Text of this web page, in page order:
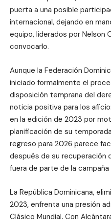
puerta a una posible
internacional, dejando en
equipo, liderados por Nelson
convocarlo.
Aunque la Federación
iniciado formalmente el
disposición temprana del
noticia positiva para los
en la edición de 2023 por
planificación de su
regreso para 2026 parece
después de su recuperación
fuera de parte de la campaña
La República Dominicana,
2023, enfrenta una presión
Clásico Mundial. Con